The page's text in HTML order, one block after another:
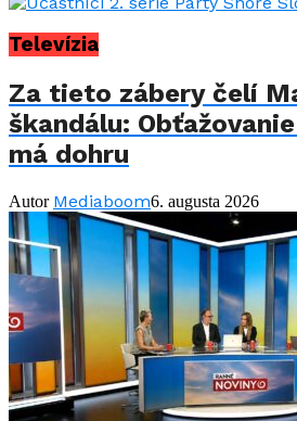
Televízia
Za tieto zábery čelí
škandálu:
má dohru
Autor Mediaboom6. augusta 2026